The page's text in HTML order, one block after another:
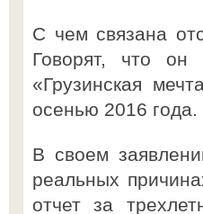
С чем связана
Говорят, что он
«Грузинская
осенью 2016 года.
В своем
реальных
отчет за